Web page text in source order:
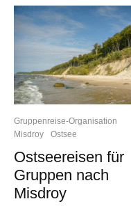
Gruppenreise-Organisation
Misdroy
Ostsee
Ostseereisen für
Gruppen nach
Misdroy